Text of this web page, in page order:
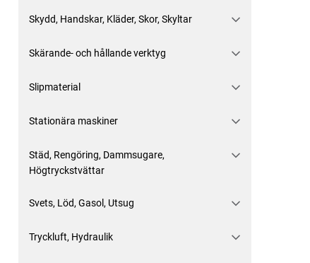
Skydd, Handskar, Kläder, Skor, Skyltar
Skärande- och hållande verktyg
Slipmaterial
Stationära maskiner
Städ, Rengöring, Dammsugare,
Högtryckstvättar
Svets, Löd, Gasol, Utsug
Tryckluft, Hydraulik